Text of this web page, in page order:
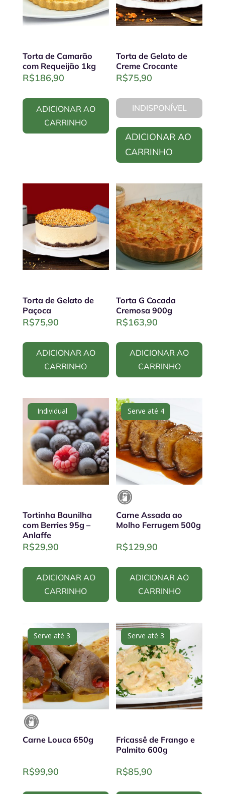
Torta de Camarão
com Requeijão 1kg
R$186,90
ADICIONAR AO
CARRINHO
Torta de Gelato de
Creme Crocante
R$75,90
INDISPONÍVEL
ADICIONAR AO
CARRINHO
Torta de Gelato de
Paçoca
R$75,90
ADICIONAR AO
CARRINHO
Torta G Cocada
Cremosa 900g
R$163,90
ADICIONAR AO
CARRINHO
Individual
Tortinha Baunilha
com Berries 95g –
Anlaffe
R$29,90
ADICIONAR AO
CARRINHO
Serve até 4
Carne Assada ao
Molho Ferrugem 500g
R$129,90
ADICIONAR AO
CARRINHO
Serve até 3
Carne Louca 650g
R$99,90
Serve até 3
Fricassê de Frango e
Palmito 600g
R$85,90